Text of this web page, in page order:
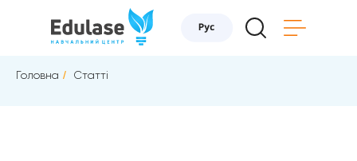
Головна / Статті